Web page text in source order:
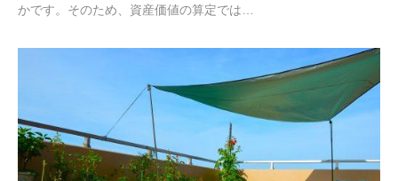
かです。そのため、資産価値の算定では…